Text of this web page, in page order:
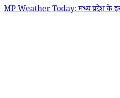
MP Weather Today: मध्य प्रदेश के इन